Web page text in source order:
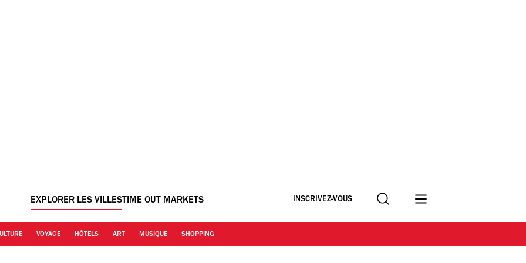
EXPLORER LES VILLESTIME OUT MARKETS INSCRIVEZ-VOUS Recherche
VOYAGE HÔTELS ART MUSIQUE SHOPPING